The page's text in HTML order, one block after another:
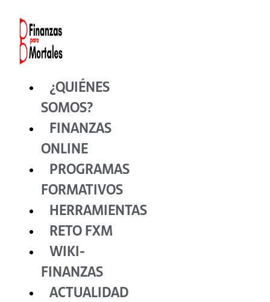
contenido
¿QUIÉNES
SOMOS?
FINANZAS
ONLINE
PROGRAMAS
FORMATIVOS
HERRAMIENTAS
RETO FXM
WIKI-
FINANZAS
ACTUALIDAD